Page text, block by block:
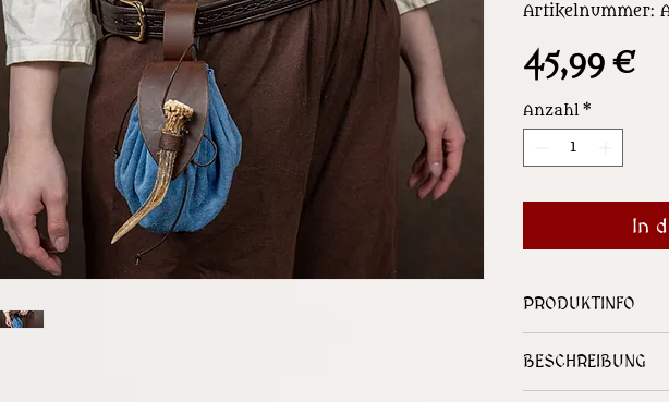
Artikelnummer:
45,99 €
Anzahl *
In
PRODUKTINFO
einzigartiger
aus
BESCHREIBUNG